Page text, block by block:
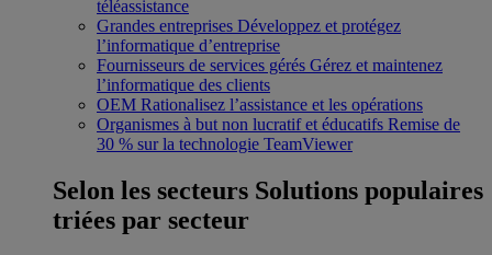
téléassistance
Grandes entreprises Développez et protégez
l’informatique d’entreprise
Fournisseurs de services gérés Gérez et maintenez
l’informatique des clients
OEM Rationalisez l’assistance et les opérations
Organismes à but non lucratif et éducatifs Remise de
30 % sur la technologie TeamViewer
Selon les secteurs Solutions populaires
triées par secteur